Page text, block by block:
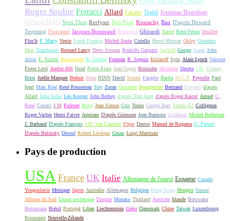
Roger Soubie Ferracci Allard Casaro Tealdi Jouineau Bourduge
Clément Hurel Yves Thos Kerfyser Bob Peak Koutachy Rau D'après Howard
Terpning Fourastié Jacques Bonneaud François Ghirardi Xarrié René Péron Druillet
Floc'h P. Marty Venin Frank Frazetta Michel Jouin Ciriello Hervé Morvan Okley Gourdon
Mos Trambouze Bernard Lancy Drew Struzan Rodolfo Gasparri Savkoff Googe Joann John
Alvin E. Sciotti Boumendil R. Geleng Fouteau R. Seguin Kislaroff Sym Alain Lynch Vaissier
Pierre Levé Atelier 606 Head Pierre Etaix Jean Gigax Boissière Akinstler Deseta J.B.
Chanay
Brini Joëlle Marquet Brénot Mara RINN David Sciotti Faugère Bacha M.C.P. Peyrolle Paul
Igert Marc Réal René Renneteau Siry Zoran Gonzalez Beaugendre Bertrand Piovano d'après
Allard John Solie Léo Kouper John Berkey d'après Tom Jung d'après Roger Kastel Amsel C.
René Cerutti J.M Politeer Bouy Jean Simon Cris Tonin George Barr Studio E2 Collignon
Roger Vacher Henri Faivre Arnstam D'après Grinsson Jean Barnoux Goldman Michel Berberian
J. Barbaud D'après François J.D. Van Caulaert Flipo Dastor Manuel de Rugama G. Pezeril
D'après Belinsky Desmé Robert Lévèque Gruau Luigi Martinati
Pays de production
USA France UK Italie Allemagne de l'ouest Espagne Canada
Yougoslavie Mexique Japon Australie Allemagne Belgique Hong Kong Hongrie Suisse
Afrique du Sud Union soviétique Turquie Monaco Thaïland Autriche Irlande Botswana
Botsawana Brésil Portugal Liban Liechtenstein Grèce Danemark Chine Taïwan Luxembourg
Roumanie Nouvelle-Zélande